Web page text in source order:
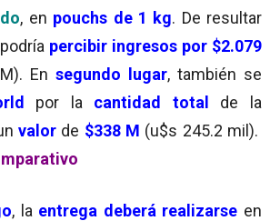
, en pouchs de 1 kg. De resultar
percibir ingresos por $2.079
En segundo lugar, también se
por la cantidad total
de la
valor de $338 M (u$s 245.2 mil).
, la entrega deberá realizarse en